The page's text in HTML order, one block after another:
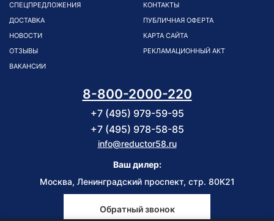
СПЕЦПРЕДЛОЖЕНИЯ
ДОСТАВКА
НОВОСТИ
ОТЗЫВЫ
ВАКАНСИИ
КОНТАКТЫ
ПУБЛИЧНАЯ ОФЕРТА
КАРТА САЙТА
РЕКЛАМАЦИОННЫЙ АКТ
8-800-2000-220
+7 (495) 979-59-95
+7 (495) 978-58-85
info@reductor58.ru
Ваш дилер:
Москва, Ленинградский проспект, стр. 80К21
Обратный звонок